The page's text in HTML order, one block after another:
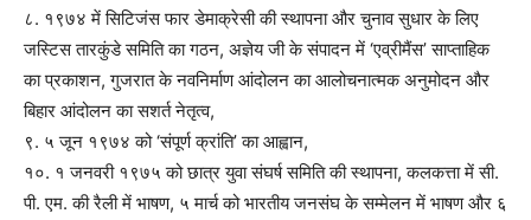
८. १९७४ में सिटिजंस फार डेमाक्रेसी की स्थापना और चुनाव सुधार के लिए
जस्टिस तारकुंडे समिति का गठन, अज्ञेय जी के संपादन में ‘एव्रीमैंस’ साप्ताहिक
का प्रकाशन, गुजरात के नवनिर्माण आंदोलन का आलोचनात्मक अनुमोदन और
बिहार आंदोलन का सशर्त नेतृत्व,
९. ५ जून १९७४ को ‘संपूर्ण क्रांति’ का आह्वान,
१०. १ जनवरी १९७५ को छात्र युवा संघर्ष समिति की स्थापना, कलकत्ता में सी.
पी. एम. की रैली में भाषण, ५ मार्च को भारतीय जनसंघ के सम्मेलन में भाषण और ६